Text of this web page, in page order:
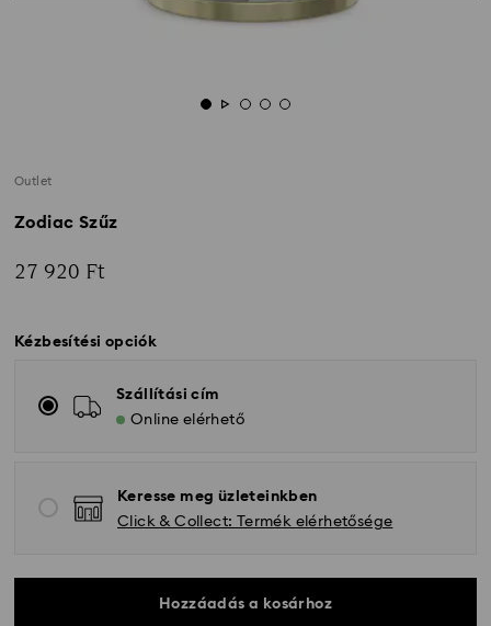
Outlet
Zodiac Szűz
27 920 Ft
Kézbesítési opciók
Szállítási cím
Online elérhető
Keresse meg üzleteinkben
Click & Collect: Termék elérhetősége
Hozzáadás a kosárhoz